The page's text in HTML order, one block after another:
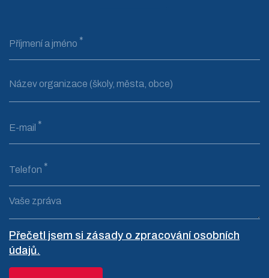
Příjmení a jméno
Název organizace (školy, města, obce)
E-mail
Telefon
Vaše zpráva
Přečetl jsem si zásady o zpracování osobních
údajů.